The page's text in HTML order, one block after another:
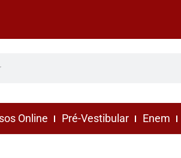
Online Pré-Vestibular Enem